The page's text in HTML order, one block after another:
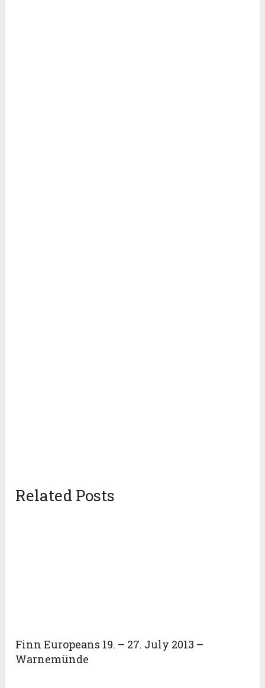
Related Posts
Finn Europeans 19. – 27. July 2013 –
Warnemünde